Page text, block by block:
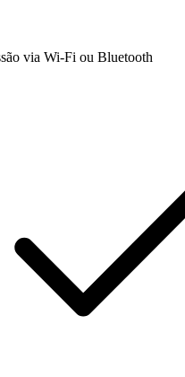
via Wi-Fi ou Bluetooth